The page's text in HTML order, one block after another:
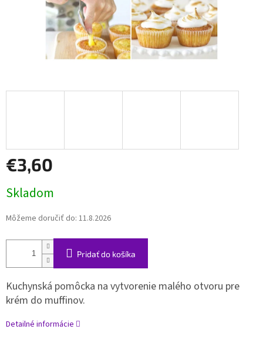
€3,60
cena:
Skladom
Môžeme doručiť do: 11.8.2026
Pridať do košíka
Kuchynská pomôcka na vytvorenie malého otvoru pre
krém do muffinov.
Detailné informácie